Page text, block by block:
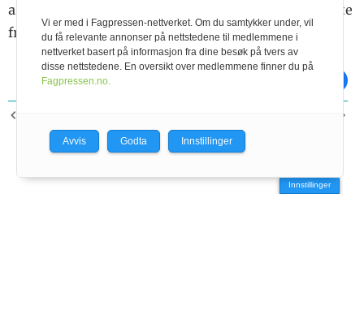
arbeidet TINE nå ønsker å samle kreftene om og løfte
fram i fellesskap.
Dagros
Innstillinger
Vi er med i Fagpressen-nettverket. Om du samtykker under, vil
du få relevante annonser på nettstedene til medlemmene i
nettverket basert på informasjon fra dine besøk på tvers av
disse nettstedene. En oversikt over medlemmene finner du på
Fagpressen.no.
Avvis Godta Innstillinger